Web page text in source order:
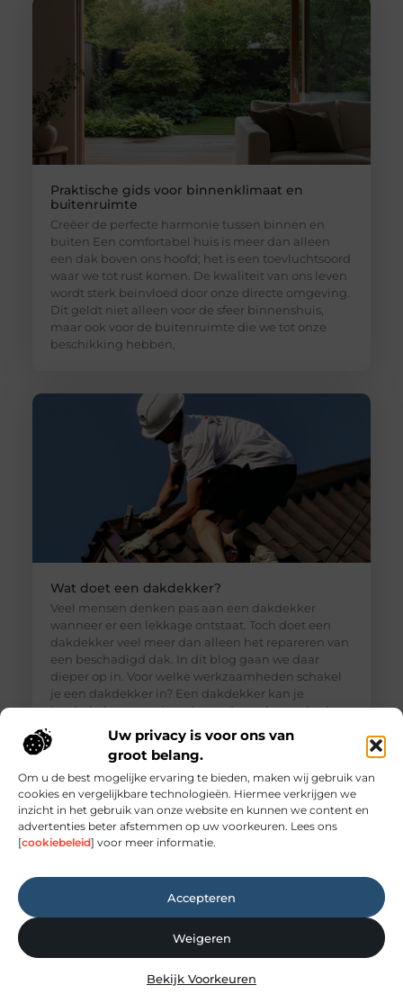
Uw privacy is voor ons van
groot belang.
Om u de best mogelijke ervaring te bieden, maken wij gebruik van
cookies en vergelijkbare technologieën. Hiermee verkrijgen we
inzicht in het gebruik van onze website en kunnen we content en
advertenties beter afstemmen op uw voorkeuren. Lees ons
[cookiebeleid] voor meer informatie.
Accepteren
Weigeren
Bekijk Voorkeuren
Praktische gids voor binnenklimaat en
buitenruimte
Creëer de perfecte harmonie tussen binnen en
buiten Een comfortabel huis is meer dan alleen
een dak boven ons hoofd; het is een toevluchtsoord
waar we tot rust komen. De kwaliteit van ons leven
wordt sterk beïnvloed door onze directe omgeving.
Dit geldt niet alleen voor de sfeer binnenshuis,
maar ook voor de buitenruimte die we tot onze
beschikking hebben,
Wat doet een dakdekker?
Veel mensen denken pas aan een dakdekker
wanneer er een lekkage ontstaat. Toch doet een
dakdekker veel meer dan alleen het repareren van
een beschadigd dak. In dit blog gaan we daar
dieper op in. Voor welke werkzaamheden schakel
je een dakdekker in? Een dakdekker kan je
inschakelen voor uiteenlopende werkzaamheden,
zoals: · Het opsporen en repareren
Elektricien Amersfoort voor storingen en